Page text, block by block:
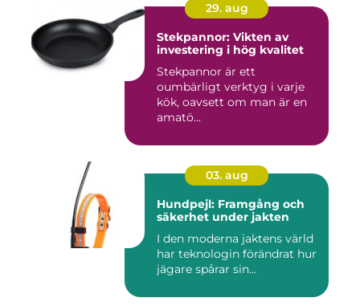
29. aug
Stekpannor: Vikten av
investering i hög kvalitet
Stekpannor är ett
oumbärligt verktyg i varje
kök, oavsett om man är en
amatö...
03. aug
Hundpejl: Framgång och
säkerhet under jakten
I den moderna jaktens värld
har teknologin förändrat hur
jägare spårar sin...